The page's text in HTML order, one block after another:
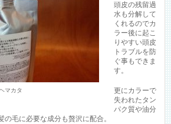
マカタ
頭皮の残留過
水も分解して
くれるのでカ
ラー後に起こ
りやすい頭皮
トラブルを防
ぐ事もできま
す。
更にカラーで
失われたタン
パク質や油分
の毛に必要な成分も贅沢に配合。